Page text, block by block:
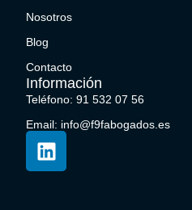
Nosotros
Blog
Contacto
Información
Teléfono: 91 532 07 56
Email: info@f9fabogados.es